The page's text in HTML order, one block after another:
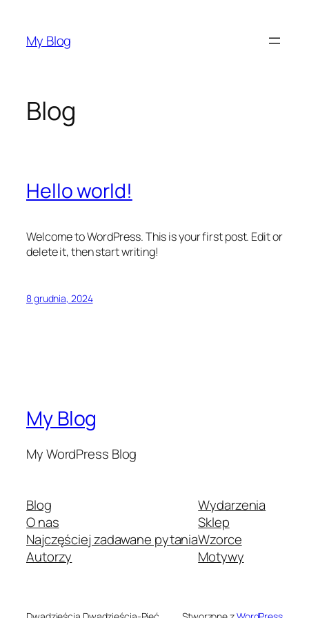
treściMy Blog
Blog
Hello world!
Welcome to WordPress. This is your first post. Edit or
delete it, then start writing!
8 grudnia, 2024
My Blog
My WordPress Blog
Blog
O nas
Najczęściej zadawane pytania
Autorzy
Wydarzenia
Sklep
Wzorce
Motywy